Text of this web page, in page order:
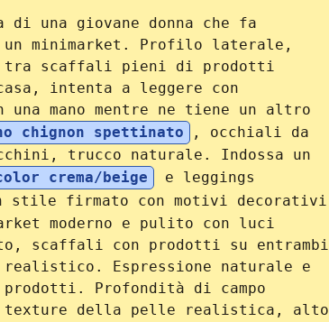
una giovane donna che fa
minimarket. Profilo laterale,
tra scaffali pieni di prodotti
intenta a leggere con
mano mentre ne tiene un altro
chignon spettinato
, occhiali da
trucco naturale. Indossa un
crema/beige
e leggings
stile firmato con motivi decorativi
moderno e pulito con luci
scaffali con prodotti su entrambi
Espressione naturale e
Profondità di campo
texture della pelle realistica, alto